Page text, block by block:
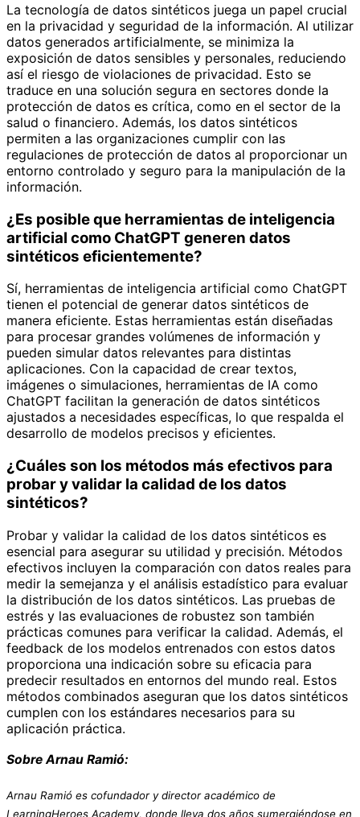
La tecnología de datos sintéticos juega un papel crucial
en la privacidad y seguridad de la información. Al utilizar
datos generados artificialmente, se minimiza la
exposición de datos sensibles y personales, reduciendo
así el riesgo de violaciones de privacidad. Esto se
traduce en una solución segura en sectores donde la
protección de datos es crítica, como en el sector de la
salud o financiero. Además, los datos sintéticos
permiten a las organizaciones cumplir con las
regulaciones de protección de datos al proporcionar un
entorno controlado y seguro para la manipulación de la
información.
¿Es posible que herramientas de inteligencia
artificial como ChatGPT generen datos
sintéticos eficientemente?
Sí, herramientas de inteligencia artificial como ChatGPT
tienen el potencial de generar datos sintéticos de
manera eficiente. Estas herramientas están diseñadas
para procesar grandes volúmenes de información y
pueden simular datos relevantes para distintas
aplicaciones. Con la capacidad de crear textos,
imágenes o simulaciones, herramientas de IA como
ChatGPT facilitan la generación de datos sintéticos
ajustados a necesidades específicas, lo que respalda el
desarrollo de modelos precisos y eficientes.
¿Cuáles son los métodos más efectivos para
probar y validar la calidad de los datos
sintéticos?
Probar y validar la calidad de los datos sintéticos es
esencial para asegurar su utilidad y precisión. Métodos
efectivos incluyen la comparación con datos reales para
medir la semejanza y el análisis estadístico para evaluar
la distribución de los datos sintéticos. Las pruebas de
estrés y las evaluaciones de robustez son también
prácticas comunes para verificar la calidad. Además, el
feedback de los modelos entrenados con estos datos
proporciona una indicación sobre su eficacia para
predecir resultados en entornos del mundo real. Estos
métodos combinados aseguran que los datos sintéticos
cumplen con los estándares necesarios para su
aplicación práctica.
Sobre Arnau Ramió:
Arnau Ramió es cofundador y director académico de
LearningHeroes Academy, donde lleva dos años sumergiéndose en